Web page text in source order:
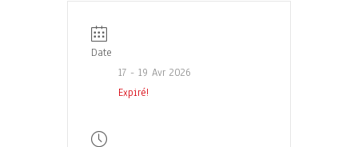
Date
17 - 19 Avr 2026
Expiré!